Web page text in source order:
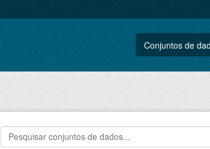
Conjuntos de